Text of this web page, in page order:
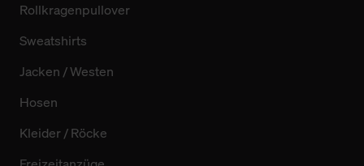
Rollkragenpullover
Sweatshirts
Jacken / Westen
Hosen
Kleider / Röcke